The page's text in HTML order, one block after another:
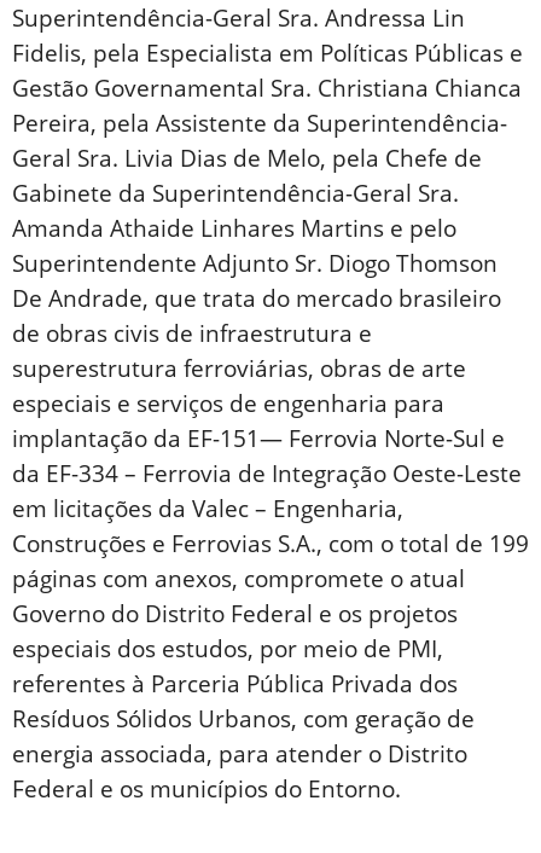
Superintendência-Geral Sra. Andressa Lin
Fidelis, pela Especialista em Políticas Públicas e
Gestão Governamental Sra. Christiana Chianca
Pereira, pela Assistente da Superintendência-
Geral Sra. Livia Dias de Melo, pela Chefe de
Gabinete da Superintendência-Geral Sra.
Amanda Athaide Linhares Martins e pelo
Superintendente Adjunto Sr. Diogo Thomson
De Andrade, que trata do mercado brasileiro
de obras civis de infraestrutura e
superestrutura ferroviárias, obras de arte
especiais e serviços de engenharia para
implantação da EF-151— Ferrovia Norte-Sul e
da EF-334 – Ferrovia de Integração Oeste-Leste
em licitações da Valec – Engenharia,
Construções e Ferrovias S.A., com o total de 199
páginas com anexos, compromete o atual
Governo do Distrito Federal e os projetos
especiais dos estudos, por meio de PMI,
referentes à Parceria Pública Privada dos
Resíduos Sólidos Urbanos, com geração de
energia associada, para atender o Distrito
Federal e os municípios do Entorno.